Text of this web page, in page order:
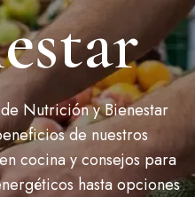
Nutrición y Bienestar
de nuestros
cocina y consejos para
hasta opciones